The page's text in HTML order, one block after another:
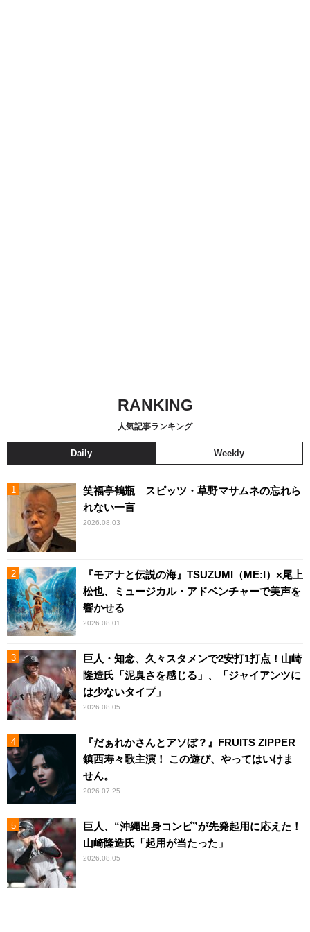
RANKING
人気記事ランキング
Daily Weekly
笑福亭鶴瓶 スピッツ・草野マサムネの忘れら
れない一言
2026.08.03
『モアナと伝説の海』TSUZUMI（ME:I）×尾上
松也、ミュージカル・アドベンチャーで美声を
響かせる
2026.08.01
巨人・知念、久々スタメンで2安打1打点！山崎
隆造氏「泥臭さを感じる」、「ジャイアンツに
は少ないタイプ」
2026.08.05
『だぁれかさんとアソぼ？』FRUITS ZIPPER
鎮西寿々歌主演！ この遊び、やってはいけま
せん。
2026.07.25
巨人、“沖縄出身コンビ”が先発起用に応えた！
山崎隆造氏「起用が当たった」
2026.08.05